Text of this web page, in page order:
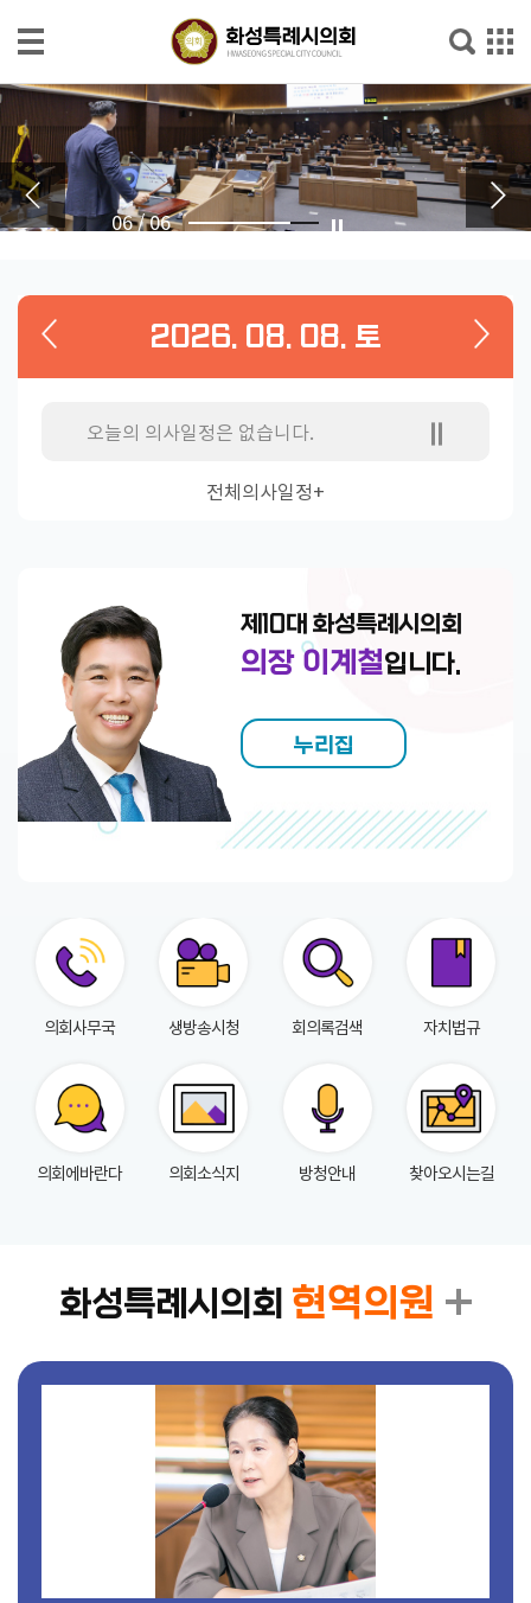
본문으로 바로가기
메인메뉴 바로가기
회
소
개
소
식
방
송
의
자
여
06/06
2026. 08. 08. 토
오늘의 의사일정은 없습니다.
전체의사일정+
제10대 화성특례시의회
의장 이계철입니다.
누리집
의회사무국 생방송시청 회의록검색 자치법규
의회에바란다 의회소식지 방청안내 찾아오시는길
화성특례시의회 현역의원